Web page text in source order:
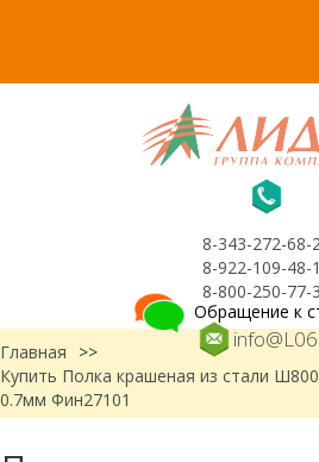
8-343-272-68-
8-922-109-48-
8-800-250-77-
Обращение к
Главная
>>
Купить Полка крашеная из стали
0.7мм Фин27101